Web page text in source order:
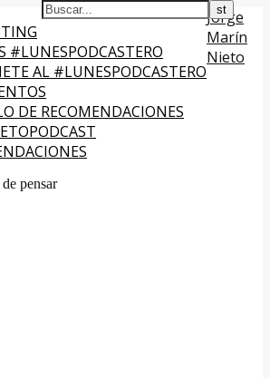
#LUNESPODCASTERO
AL #LUNESPODCASTERO
DE RECOMENDACIONES
Jorge
Marín
Nieto
pensar